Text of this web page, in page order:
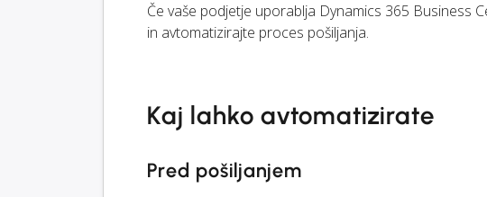
Če vaše podjetje uporablja Dynamics 365 Business
in avtomatizirajte proces pošiljanja.
Kaj lahko avtomatizirate
Pred pošiljanjem